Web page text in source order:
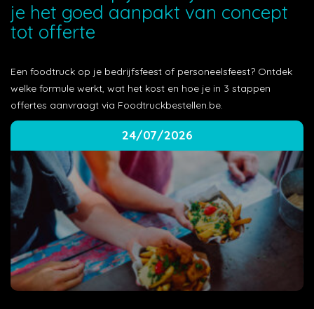
je het goed aanpakt van concept
tot offerte
Een foodtruck op je bedrijfsfeest of personeelsfeest? Ontdek
welke formule werkt, wat het kost en hoe je in 3 stappen
offertes aanvraagt via Foodtruckbestellen.be.
24/07/2026